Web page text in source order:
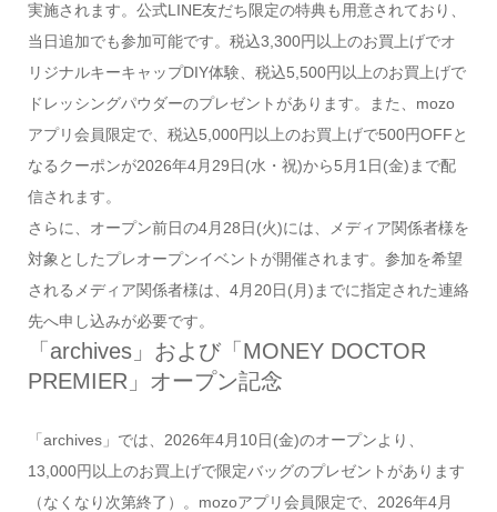
実施されます。公式LINE友だち限定の特典も用意されており、
当日追加でも参加可能です。税込3,300円以上のお買上げでオ
リジナルキーキャップDIY体験、税込5,500円以上のお買上げで
ドレッシングパウダーのプレゼントがあります。また、mozo
アプリ会員限定で、税込5,000円以上のお買上げで500円OFFと
なるクーポンが2026年4月29日(水・祝)から5月1日(金)まで配
信されます。
さらに、オープン前日の4月28日(火)には、メディア関係者様を
対象としたプレオープンイベントが開催されます。参加を希望
されるメディア関係者様は、4月20日(月)までに指定された連絡
先へ申し込みが必要です。
「archives」および「MONEY DOCTOR
PREMIER」オープン記念
「archives」では、2026年4月10日(金)のオープンより、
13,000円以上のお買上げで限定バッグのプレゼントがあります
（なくなり次第終了）。mozoアプリ会員限定で、2026年4月